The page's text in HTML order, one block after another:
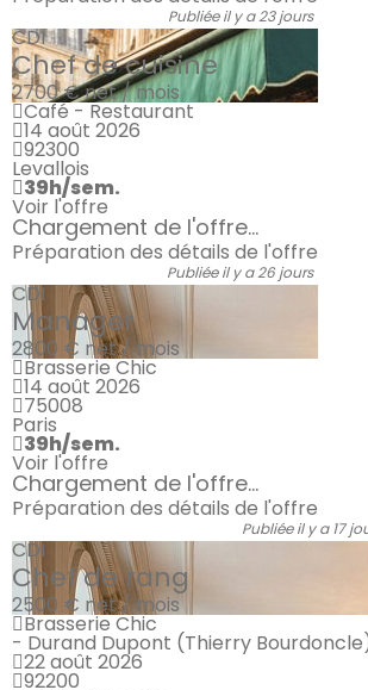
Publiée il y a 23 jours
CDI
Chef de cuisine
2700 €net / mois
Café - Restaurant
14 août 2026
92300
Levallois
39h/sem.
Voir l'offre
Chargement de l'offre...
Préparation des détails de l'offre
Publiée il y a 26 jours
CDI
Manager
2800 € net / mois
Brasserie Chic
14 août 2026
75008
Paris
39h/sem.
Voir l'offre
Chargement de l'offre...
Préparation des détails de l'offre
Publiée il y a 17
CDI
Chef de rang
2500 € net / mois
Brasserie Chic
- Durand Dupont (Thierry
22 août 2026
92200